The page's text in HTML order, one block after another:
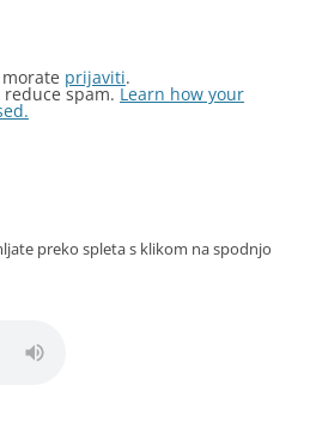
prijaviti.
reduce spam.Learn how your
preko spleta s klikom na spodnjo